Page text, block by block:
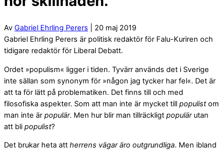
Av Gabriel Ehrling Perers | 20 maj 2019
Gabriel Ehrling Perers är politisk redaktör för Falu-Kuriren och
tidigare redaktör för Liberal Debatt.
Ordet »populism« ligger i tiden. Tyvärr används det i Sverige
inte sällan som synonym för »någon jag tycker har fel«. Det är
att ta för lätt på problematiken. Det finns till och med
filosofiska aspekter. Som att man inte är mycket till populistom
man inte är populär. Men hur blir man tillräckligt populärutan
att bli populist?
Det brukar heta att herrens vägar äro outgrundliga. Men ibland